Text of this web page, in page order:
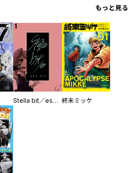
もっと見る
Stella bit／es【単話版】 終末ミッケ